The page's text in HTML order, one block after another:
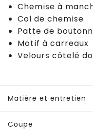
Chemise à
Col de chemise
Patte de
Motif à carreaux
Velours côtelé
Matière et entretien
Coupe